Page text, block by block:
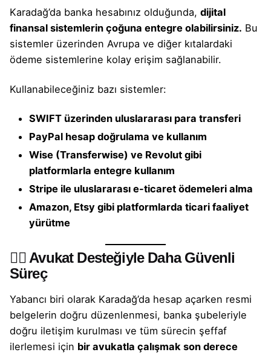
Karadağ’da banka hesabınız olduğunda, dijital
finansal sistemlerin çoğuna entegre olabilirsiniz. Bu
sistemler üzerinden Avrupa ve diğer kıtalardaki
ödeme sistemlerine kolay erişim sağlanabilir.
Kullanabileceğiniz bazı sistemler:
SWIFT üzerinden uluslararası para transferi
PayPal hesap doğrulama ve kullanım
Wise (Transferwise) ve Revolut gibi
platformlarla entegre kullanım
Stripe ile uluslararası e-ticaret ödemeleri alma
Amazon, Etsy gibi platformlarda ticari faaliyet
yürütme
👨‍⚖️ Avukat Desteğiyle Daha Güvenli
Süreç
Yabancı biri olarak Karadağ’da hesap açarken resmi
belgelerin doğru düzenlenmesi, banka şubeleriyle
doğru iletişim kurulması ve tüm sürecin şeffaf
ilerlemesi için bir avukatla çalışmak son derece